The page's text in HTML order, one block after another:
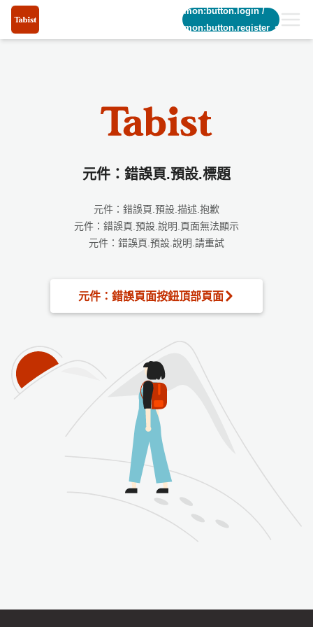
common:button.login/
common:button.register_short
元件：錯誤頁.預設.標題
元件：錯誤頁.預設.描述.抱歉
元件：錯誤頁.預設.說明.頁面無法顯示
元件：錯誤頁.預設.說明.請重試
元件：錯誤頁面按鈕頂部頁面